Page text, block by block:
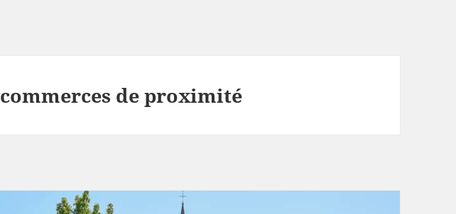
commerces de proximité